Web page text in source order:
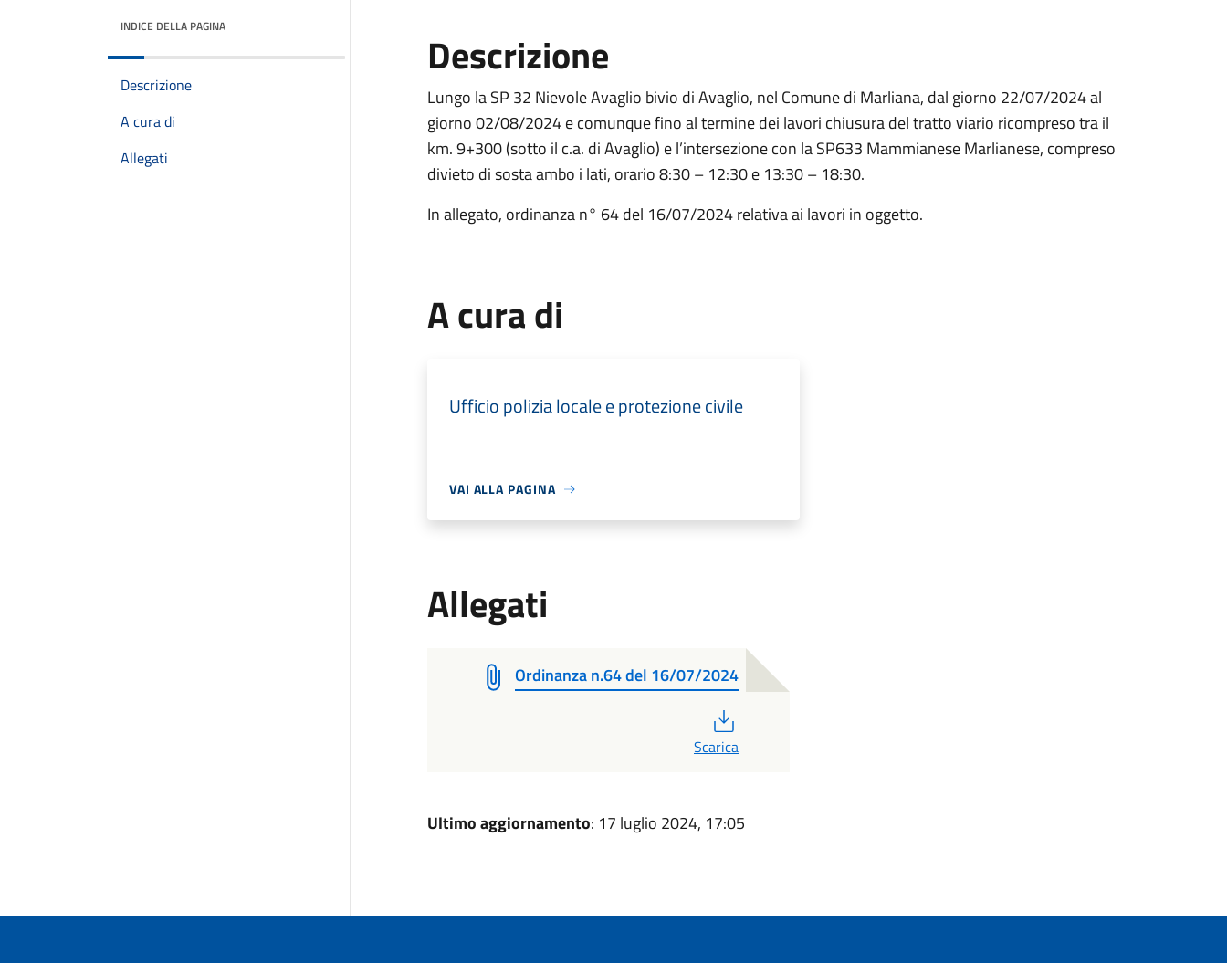
INDICE DELLA PAGINA
Descrizione
A cura di
Allegati
Descrizione
Lungo la SP 32 Nievole Avaglio bivio di Avaglio, nel Comune di Marliana, dal giorno 22/07/2024 al
giorno 02/08/2024 e comunque fino al termine dei lavori chiusura del tratto viario ricompreso tra il
km. 9+300 (sotto il c.a. di Avaglio) e l’intersezione con la SP633 Mammianese Marlianese, compreso
divieto di sosta ambo i lati, orario 8:30 – 12:30 e 13:30 – 18:30.
In allegato, ordinanza n° 64 del 16/07/2024 relativa ai lavori in oggetto.
A cura di
Ufficio polizia locale e protezione civile
VAI ALLA PAGINA
Allegati
Ordinanza n.64 del 16/07/2024
Scarica
Ultimo aggiornamento: 17 luglio 2024, 17:05